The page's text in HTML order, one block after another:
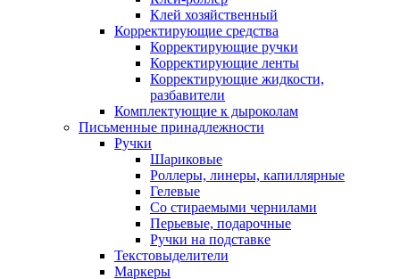
Клей хозяйственный
Корректирующие средства
Корректирующие ручки
Корректирующие ленты
Корректирующие жидкости,
разбавители
Комплектующие к дыроколам
Письменные принадлежности
Ручки
Шариковые
Роллеры, линеры, капиллярные
Гелевые
Со стираемыми чернилами
Перьевые, подарочные
Ручки на подставке
Текстовыделители
Маркеры